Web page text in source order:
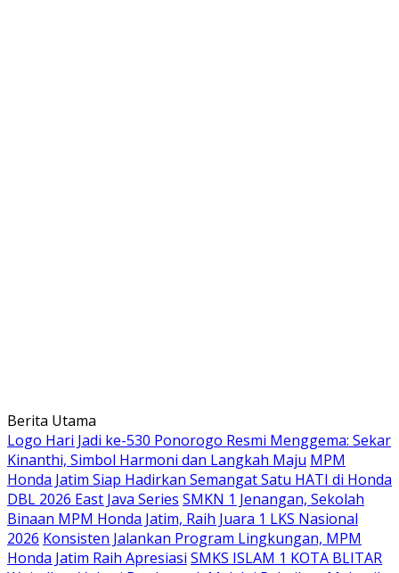
Langsung
ke
konten
Berita Utama
Logo Hari Jadi ke-530 Ponorogo Resmi Menggema: Sekar
Kinanthi, Simbol Harmoni dan Langkah Maju MPM
Honda Jatim Siap Hadirkan Semangat Satu HATI di Honda
DBL 2026 East Java Series SMKN 1 Jenangan, Sekolah
Binaan MPM Honda Jatim, Raih Juara 1 LKS Nasional
2026 Konsisten Jalankan Program Lingkungan, MPM
Honda Jatim Raih Apresiasi SMKS ISLAM 1 KOTA BLITAR